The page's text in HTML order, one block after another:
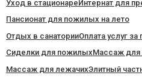
Уход в стационареИнтернат для
Пансионат для пожилых на лето
Отдых в санаторииОплата услуг за
Сиделки для пожилыхМассаж
Массаж для лежачихЭлитный